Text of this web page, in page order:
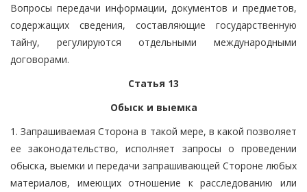
Вопросы передачи информации, документов и предметов,
содержащих сведения, составляющие государственную
тайну, регулируются отдельными международными
договорами.
Статья 13
Обыск и выемка
1. Запрашиваемая Сторона в такой мере, в какой позволяет
ее законодательство, исполняет запросы о проведении
обыска, выемки и передачи запрашивающей Стороне любых
материалов, имеющих отношение к расследованию или